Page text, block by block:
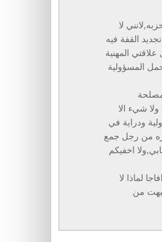
لا
القفة فيه
المهنية
المسؤولية
مصلحة
شيء الا
ودراية في
من رجل جمع
اخفيكم
لماذا لا
من